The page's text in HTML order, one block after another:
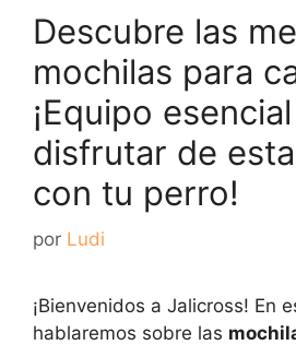
Descubre las
mochilas para
¡Equipo
disfrutar de
con tu perro!
por Ludi
¡Bienvenidos a Jalicross! En
hablaremos sobre las